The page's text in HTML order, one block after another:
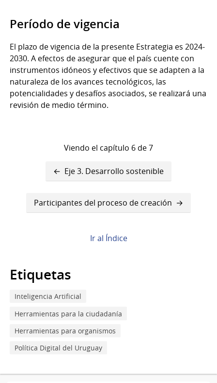
Período de vigencia
El plazo de vigencia de la presente Estrategia es 2024-
2030. A efectos de asegurar que el país cuente con
instrumentos idóneos y efectivos que se adapten a la
naturaleza de los avances tecnológicos, las
potencialidades y desafíos asociados, se realizará una
revisión de medio término.
Viendo el capítulo 6 de 7
Enlaces
transversales
de
creación,
seguimiento
y
revisión
de
la
Eje 3. Desarrollo sostenible
Participantes del proceso de creación
Ir al Índice
Etiquetas
Inteligencia Artificial
Herramientas para la ciudadanía
Herramientas para organismos
Política Digital del Uruguay